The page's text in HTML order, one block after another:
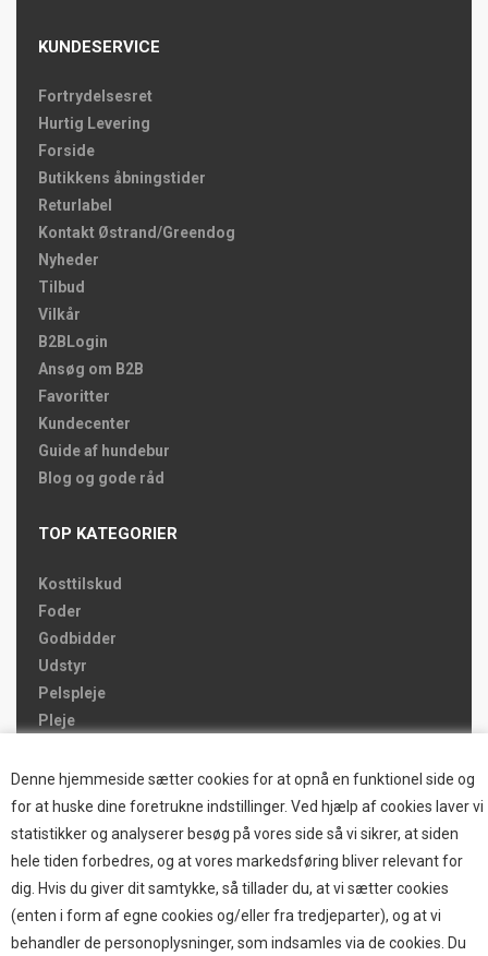
Denne hjemmeside sætter cookies for at opnå en funktionel side og
for at huske dine foretrukne indstillinger. Ved hjælp af cookies laver vi
statistikker og analyserer besøg på vores side så vi sikrer, at siden
hele tiden forbedres, og at vores markedsføring bliver relevant for
dig. Hvis du giver dit samtykke, så tillader du, at vi sætter cookies
(enten i form af egne cookies og/eller fra tredjeparter), og at vi
behandler de personoplysninger, som indsamles via de cookies. Du
KUNDESERVICE
Fortrydelsesret
Hurtig Levering
Forside
Butikkens åbningstider
Returlabel
Kontakt Østrand/Greendog
Nyheder
Tilbud
Vilkår
B2BLogin
Ansøg om B2B
Favoritter
Kundecenter
Guide af hundebur
Blog og gode råd
TOP KATEGORIER
Kosttilskud
Foder
Godbidder
Udstyr
Pelspleje
Pleje
Brands
TOP BRANDS
HOKAMIX
HVALPESTART RAIZUP
Thule hundbure